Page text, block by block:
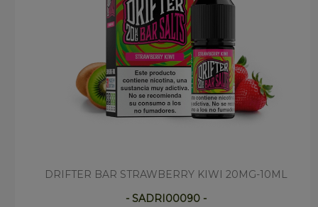
DRIFTER BAR STRAWBERRY KIWI 20MG-10ML
- SADRI00090 -